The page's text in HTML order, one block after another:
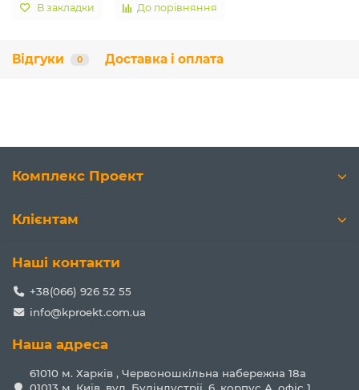
В закладки До порівняння
Відгуки 0 Доставка і оплата
Комплекс Проект
Клієнтам
Наші контакти
+38(066) 926 52 55
info@kproekt.com.ua
Наша адреса
61010 м. Харків , Червоношкільна набережна 18а